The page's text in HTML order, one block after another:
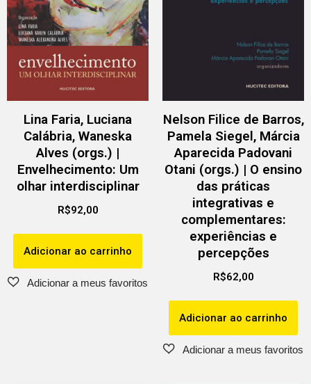
Lina Faria, Luciana
Calábria, Waneska
Alves (orgs.) |
Envelhecimento: Um
olhar interdisciplinar
R$92,00
Adicionar ao carrinho
Nelson Filice de Barros,
Pamela Siegel, Márcia
Aparecida Padovani
Otani (orgs.) | O ensino
das práticas
integrativas e
complementares:
experiências e
percepções
R$62,00
Adicionar ao carrinho